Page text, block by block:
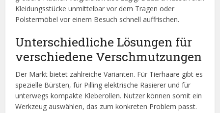
Kleidungsstücke unmittelbar vor dem Tragen oder
Polstermöbel vor einem Besuch schnell auffrischen.
Unterschiedliche Lösungen für
verschiedene Verschmutzungen
Der Markt bietet zahlreiche Varianten. Für Tierhaare gibt es
spezielle Bürsten, für Pilling elektrische Rasierer und für
unterwegs kompakte Kleberollen. Nutzer können somit ein
Werkzeug auswählen, das zum konkreten Problem passt.